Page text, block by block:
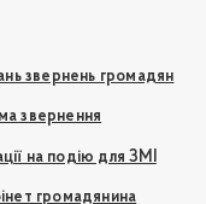
звернень громадян
звернення
на подію для ЗМІ
громадянина